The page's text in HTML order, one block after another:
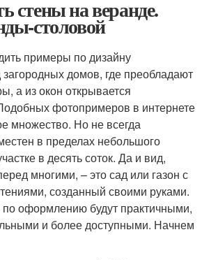
стены на веранде.
столовой
примеры по дизайну
домов, где преобладают
а из окон открывается
фотопримеров в интернете
множество. Но не всегда
в пределах небольшого
в десять соток. Да и вид,
многими, – это сад или газон с
созданный своими руками.
оформлению будут практичными,
и более доступными. Начнем